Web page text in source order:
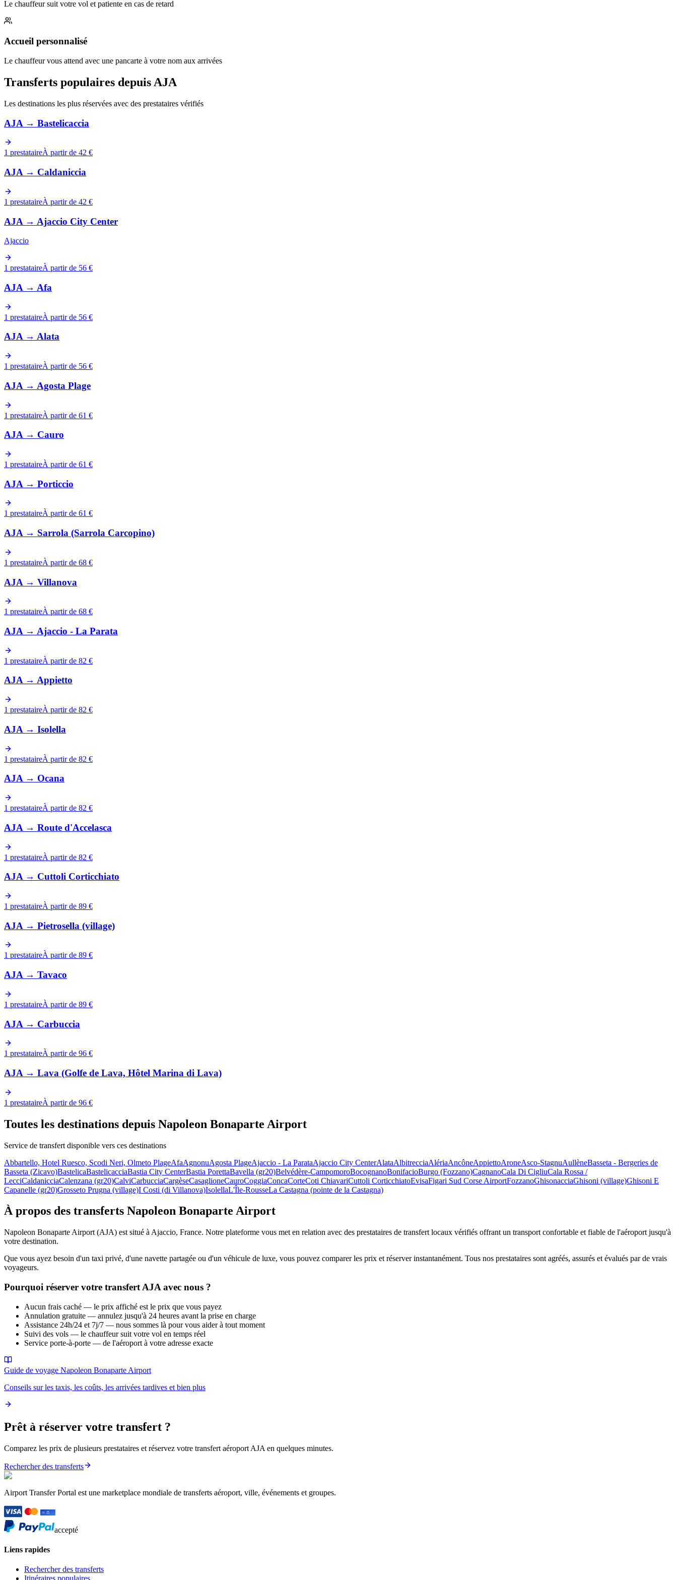
Le chauffeur suit votre vol et patiente en cas de retard
Accueil personnalisé
Le chauffeur vous attend avec une pancarte à votre nom aux arrivées
Transferts populaires depuis AJA
Les destinations les plus réservées avec des prestataires vérifiés
AJA → Bastelicaccia
1 prestataireÀ partir de 42 €
AJA → Caldaniccia
1 prestataireÀ partir de 42 €
AJA → Ajaccio City Center
Ajaccio
1 prestataireÀ partir de 56 €
AJA → Afa
1 prestataireÀ partir de 56 €
AJA→ Alata
1 prestataireÀ partir de 56 €
AJA → Agosta Plage
1 prestataireÀ partir de 61 €
AJA→ Cauro
1 prestataireÀ partir de 61 €
AJA → Porticcio
1 prestataireÀ partir de 61 €
AJA → Sarrola (Sarrola Carcopino)
1 prestataireÀ partir de 68 €
AJA → Villanova
1 prestataireÀ partir de 68 €
AJA → Ajaccio - La Parata
1 prestataireÀ partir de 82 €
AJA→ Appietto
1 prestataireÀ partir de 82 €
AJA → Isolella
1 prestataireÀ partir de 82 €
AJA→ Ocana
1 prestataireÀ partir de 82 €
AJA → Route d'Accelasca
1 prestataireÀ partir de 82 €
AJA→ Cuttoli Corticchiato
1 prestataireÀ partir de 89 €
AJA → Pietrosella (village)
1 prestataireÀ partir de 89 €
AJA → Tavaco
1 prestataireÀ partir de 89 €
AJA → Carbuccia
1 prestataireÀ partir de 96 €
AJA → Lava (Golfe de Lava, Hôtel Marina di Lava)
1 prestataireÀ partir de 96 €
Toutes les destinations depuis Napoleon Bonaparte Airport
Service de transfert disponible vers ces destinations
Abbartello, Hotel Ruesco, Scodi Neri, Olmeto PlageAfaAgnonuAgosta PlageAjaccio - La ParataAjaccio City CenterAlataAlbitrecciaAlériaAncôneAppiettoAroneAsco-StagnuAullèneBasseta - Bergeries de
Basseta (Zicavo)BastelicaBastelicacciaBastia City CenterBastia PorettaBavella (gr20)Belvédère-CampomoroBocognanoBonifacioBurgo (Fozzano)CagnanoCala Di CigliuCala Rossa /
LecciCaldanicciaCalenzana (gr20)CalviCarbucciaCargèseCasaglioneCauroCoggiaConcaCorteCoti ChiavariCuttoli CorticchiatoEvisaFigari Sud Corse AirportFozzanoGhisonacciaGhisoni (village)Ghisoni E
Capanelle (gr20)Grosseto Prugna (village)I Costi (di Villanova)IsolellaL'Île-RousseLa Castagna (pointe de la Castagna)
À propos des transferts Napoleon Bonaparte Airport
Napoleon Bonaparte Airport (AJA) est situé à Ajaccio, France. Notre plateforme vous met en relation avec des prestataires de transfert locaux vérifiés offrant un transport confortable et fiable de l'aéroport jusqu'à
votre destination.
Que vous ayez besoin d'un taxi privé, d'une navette partagée ou d'un véhicule de luxe, vous pouvez comparer les prix et réserver instantanément. Tous nos prestataires sont agréés, assurés et évalués par de vrais
voyageurs.
Pourquoi réserver votre transfert AJA avec nous ?
Aucun frais caché — le prix affiché est le prix que vous payez
Annulation gratuite — annulez jusqu'à 24 heures avant la prise en charge
Assistance 24h/24 et 7j/7 — nous sommes là pour vous aider à tout moment
Suivi des vols — le chauffeur suit votre vol en temps réel
Service porte-à-porte — de l'aéroport à votre adresse exacte
Guide de voyage Napoleon Bonaparte Airport
Conseils sur les taxis, les coûts, les arrivées tardives et bien plus
Prêt à réserver votre transfert ?
Comparez les prix de plusieurs prestataires et réservez votre transfert aéroport AJA en quelques minutes.
Rechercher des transferts
Airport Transfer Portal est une marketplace mondiale de transferts aéroport, ville, événements et groupes.
accepté
Liens rapides
Rechercher des transferts
Itinéraires populaires